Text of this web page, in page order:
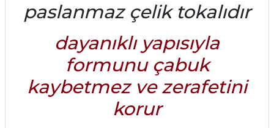
paslanmaz çelik tokalıdır
dayanıklı yapısıyla
formunu çabuk
kaybetmez ve zerafetini
korur